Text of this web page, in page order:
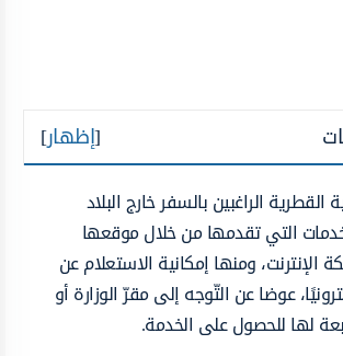
[إظهار]
القطرية الراغبين بالسفر خارج البلاد
التي تقدمها من خلال موقعها
ومنها إمكانية الاستعلام عن
عوضا عن التّوجه إلى مقرّ الوزارة أو
لها للحصول على الخدمة.